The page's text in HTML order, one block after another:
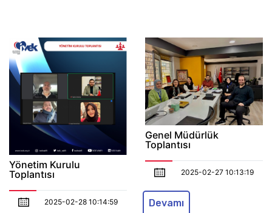
Yönetim Kurulu
Toplantısı
2025-02-28 10:14:59
Genel Müdürlük
Toplantısı
2025-02-27 10:13:19
Devamı